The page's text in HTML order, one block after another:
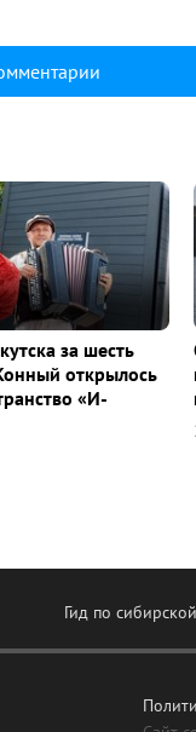
за шесть
открылось
«И-
Гид по